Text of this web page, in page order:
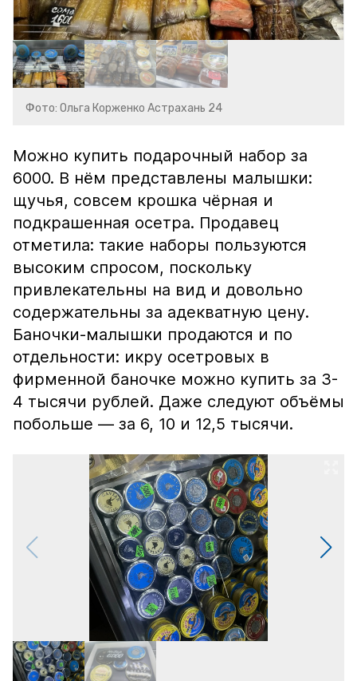
Фото: Ольга Корженко Астрахань 24
Можно купить подарочный набор за
6000. В нём представлены малышки:
щучья, совсем крошка чёрная и
подкрашенная осетра. Продавец
отметила: такие наборы пользуются
высоким спросом, поскольку
привлекательны на вид и довольно
содержательны за адекватную цену.
Баночки-малышки продаются и по
отдельности: икру осетровых в
фирменной баночке можно купить за 3-
4 тысячи рублей. Даже следуют объёмы
побольше — за 6, 10 и 12,5 тысячи.